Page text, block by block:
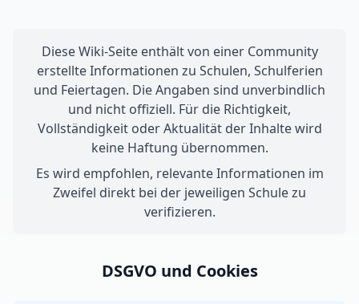
Diese Wiki-Seite enthält von einer Community
erstellte Informationen zu Schulen, Schulferien
und Feiertagen. Die Angaben sind unverbindlich
und nicht offiziell. Für die Richtigkeit,
Vollständigkeit oder Aktualität der Inhalte wird
keine Haftung übernommen.
Es wird empfohlen, relevante Informationen im
Zweifel direkt bei der jeweiligen Schule zu
verifizieren.
DSGVO und Cookies